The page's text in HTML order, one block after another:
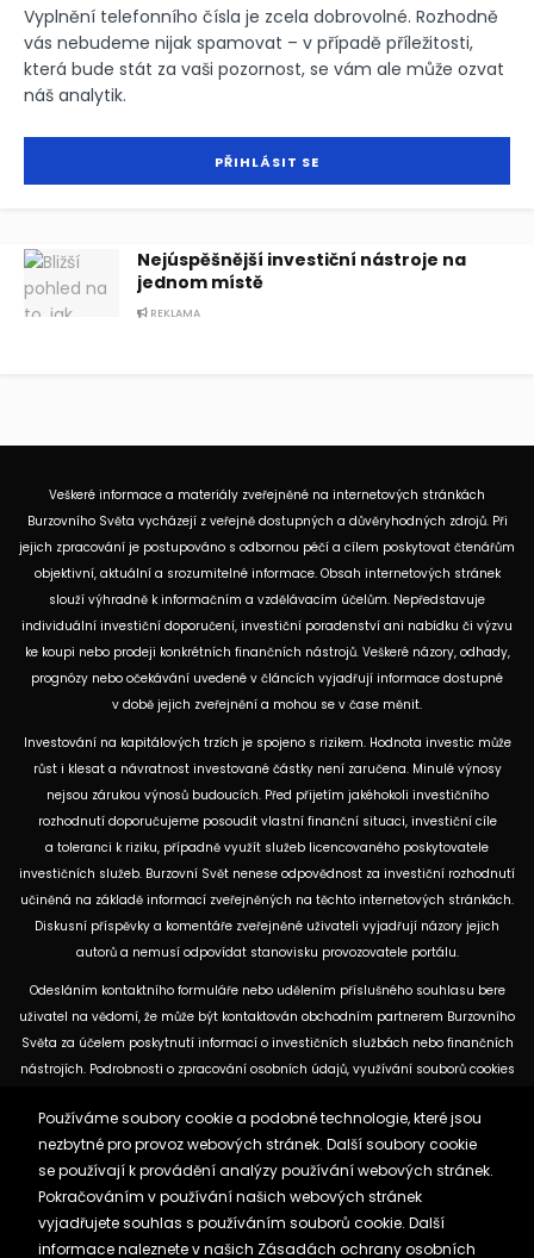
Vyplnění telefonního čísla je zcela dobrovolné. Rozhodně
vás nebudeme nijak spamovat – v případě příležitosti,
která bude stát za vaši pozornost, se vám ale může ozvat
náš analytik.
Nejúspěšnější investiční nástroje na
jednom místě
REKLAMA
Veškeré informace a materiály zveřejněné na internetových stránkách
Burzovního Světa vycházejí z veřejně dostupných a důvěryhodných zdrojů. Při
jejich zpracování je postupováno s odbornou péčí a cílem poskytovat čtenářům
objektivní, aktuální a srozumitelné informace. Obsah internetových stránek
slouží výhradně k informačním a vzdělávacím účelům. Nepředstavuje
individuální investiční doporučení, investiční poradenství ani nabídku či výzvu
ke koupi nebo prodeji konkrétních finančních nástrojů. Veškeré názory, odhady,
prognózy nebo očekávání uvedené v článcích vyjadřují informace dostupné
v době jejich zveřejnění a mohou se v čase měnit.
Investování na kapitálových trzích je spojeno s rizikem. Hodnota investic může
růst i klesat a návratnost investované částky není zaručena. Minulé výnosy
nejsou zárukou výnosů budoucích. Před přijetím jakéhokoli investičního
rozhodnutí doporučujeme posoudit vlastní finanční situaci, investiční cíle
a toleranci k riziku, případně využít služeb licencovaného poskytovatele
investičních služeb. Burzovní Svět nenese odpovědnost za investiční rozhodnutí
učiněná na základě informací zveřejněných na těchto internetových stránkách.
Diskusní příspěvky a komentáře zveřejněné uživateli vyjadřují názory jejich
autorů a nemusí odpovídat stanovisku provozovatele portálu.
Odesláním kontaktního formuláře nebo udělením příslušného souhlasu bere
uživatel na vědomí, že může být kontaktován obchodním partnerem Burzovního
Světa za účelem poskytnutí informací o investičních službách nebo finančních
nástrojích. Podrobnosti o zpracování osobních údajů, využívání souborů cookies
dostupných na těchto internetových stránkách. U jednotlivých článků mohou
být uvedeny informace o použitých zdrojích, datu původní analýzy nebo datu,
ke kterému se vztahují uvedené tržní údaje.
Zásady ochrany osobních údajů a cookies
Používáme soubory cookie a podobné technologie, které jsou
nezbytné pro provoz webových stránek. Další soubory cookie
se používají k provádění analýzy používání webových stránek.
Pokračováním v používání našich webových stránek
vyjadřujete souhlas s používáním souborů cookie. Další
informace naleznete v našich Zásadách ochrany osobních